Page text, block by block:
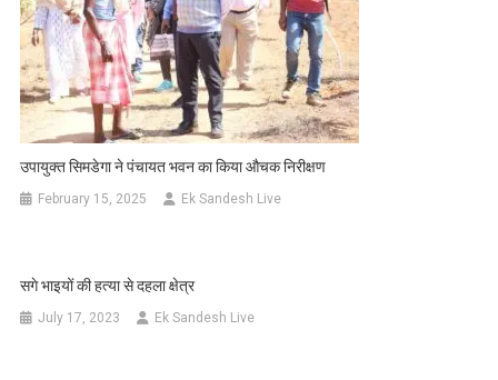
उपायुक्त सिमडेगा ने पंचायत भवन का किया औचक निरीक्षण
February 15, 2025 Ek Sandesh Live
सगे भाइयों की हत्या से दहला क्षेत्र
July 17, 2023 Ek Sandesh Live